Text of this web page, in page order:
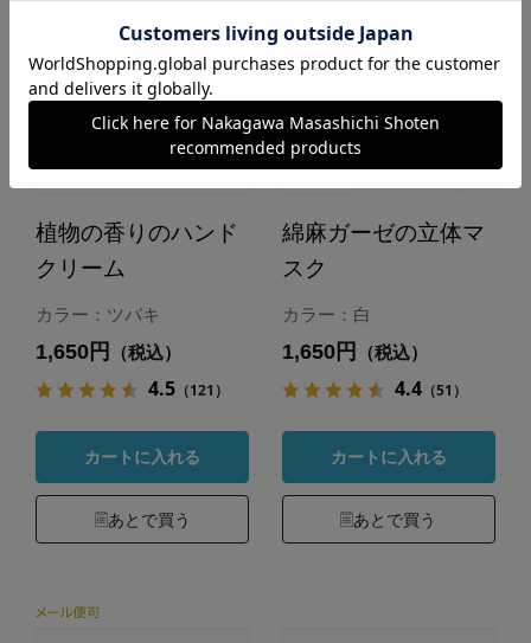
植物の香りのハンド
クリーム
カラー：ツバキ
1,650円 （税込）
4.5（121）
カートに入れる
あとで買う
綿麻ガーゼの立体マ
スク
カラー：白
1,650円 （税込）
4.4（51）
カートに入れる
あとで買う